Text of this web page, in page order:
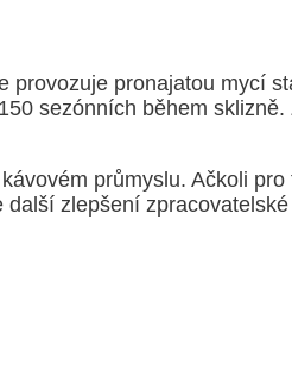
pronajatou mycí
sezónních během
průmyslu. Ačkoli
zlepšení